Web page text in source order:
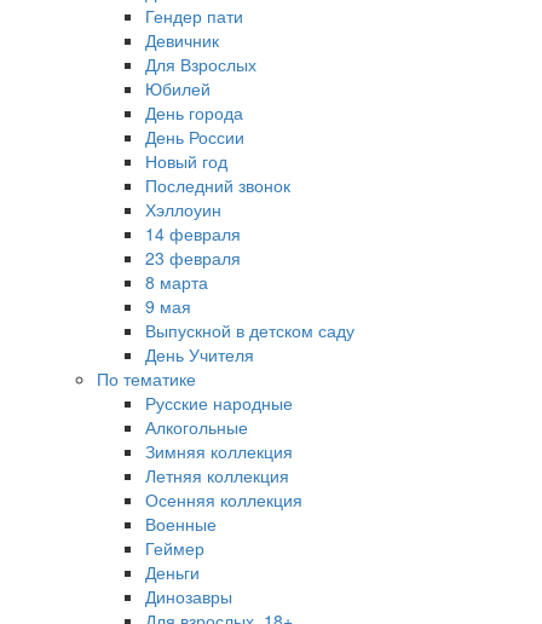
Гендер пати
Девичник
Для Взрослых
Юбилей
День города
День России
Новый год
Последний звонок
Хэллоуин
14 февраля
23 февраля
8 марта
9 мая
Выпускной в детском саду
День Учителя
По тематике
Русские народные
Алкогольные
Зимняя коллекция
Летняя коллекция
Осенняя коллекция
Военные
Геймер
Деньги
Динозавры